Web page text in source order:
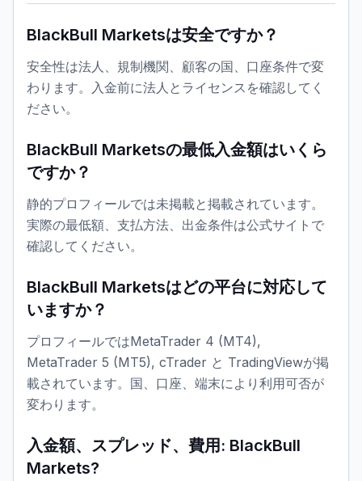
BlackBull Marketsは安全ですか？
安全性は法人、規制機関、顧客の国、口座条件で変
わります。入金前に法人とライセンスを確認してく
ださい。
BlackBull Marketsの最低入金額はいくら
ですか？
静的プロフィールでは未掲載と掲載されています。
実際の最低額、支払方法、出金条件は公式サイトで
確認してください。
BlackBull Marketsはどの平台に対応して
いますか？
プロフィールではMetaTrader 4 (MT4),
MetaTrader 5 (MT5), cTrader と TradingViewが掲
載されています。国、口座、端末により利用可否が
変わります。
入金額、スプレッド、費用: BlackBull
Markets?